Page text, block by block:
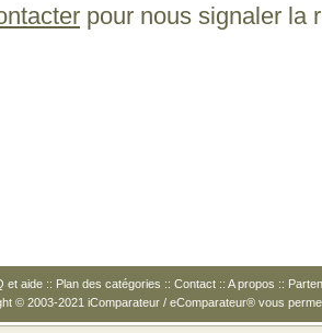
pour nous signaler la
et aide :: Plan des catégories :: Contact :: A propos ::
© 2003-2021 iComparateur / eComparateur® vous